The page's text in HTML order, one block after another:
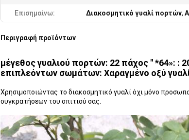
Επισημαίνω: Διακοσμητικό γυαλί πορτών,
Περιγραφή προϊόντων
μέγεθος γυαλιού πορτών: 22 πάχος " *64»: :
επιπλεόντων σωμάτων: Χαραγμένο οξύ
Χρησιμοποιώντας το διακοσμητικό γυαλί όχι μόνο
συγκρατήσεων του σπιτιού σας.